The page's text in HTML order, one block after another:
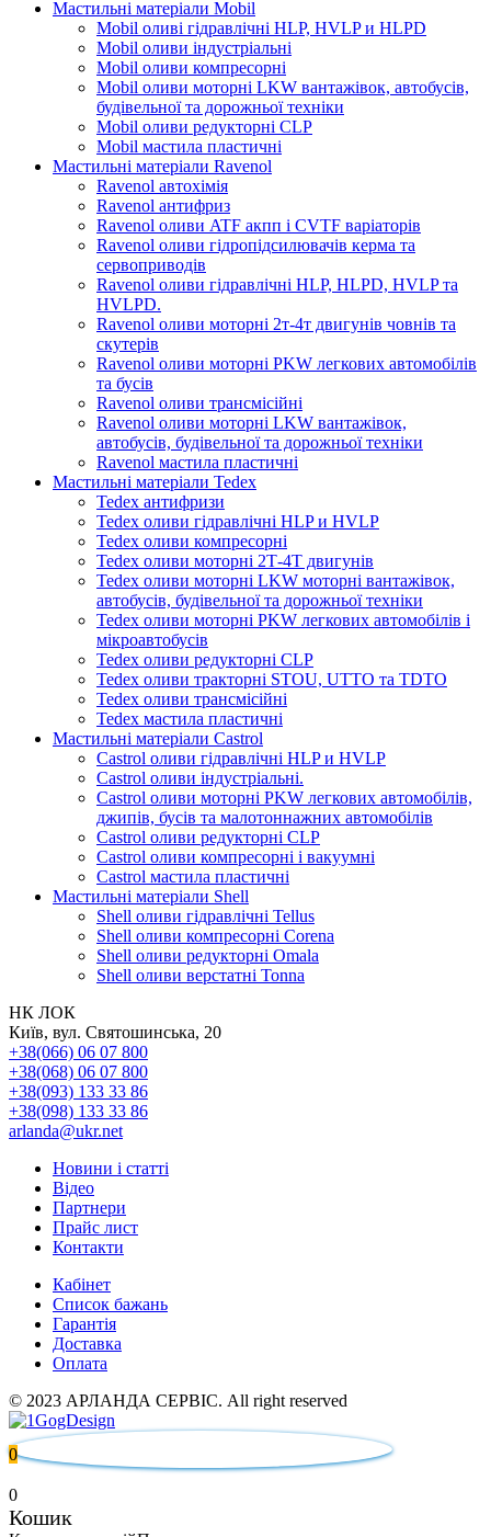
Мастильні матеріали Mobil
Mobil оливі гідравлічні HLP, HVLP и HLPD
Mobil оливи індустріальні
Mobil оливи компресорні
Mobil оливи моторні LKW вантажівок, автобусів,
будівельної та дорожньої техніки
Mobil оливи редукторні CLP
Mobil мастила пластичні
Мастильні матеріали Ravenol
Ravenol автохімія
Ravenol антифриз
Ravenol оливи ATF акпп і CVTF варіаторів
Ravenol оливи гідропідсилювачів керма та
сервоприводів
Ravenol оливи гідравлічні HLP, HLPD, HVLP та
HVLPD.
Ravenol оливи моторні 2т-4т двигунів човнів та
скутерів
Ravenol оливи моторні PKW легкових автомобілів
та бусів
Ravenol оливи трансмісійні
Ravenol оливи моторні LKW вантажівок,
автобусів, будівельної та дорожньої техніки
Ravenol мастила пластичні
Мастильні матеріали Tedex
Tedex антифризи
Tedex оливи гідравлічні HLP и HVLP
Tedex оливи компресорні
Tedex оливи моторні 2Т-4Т двигунів
Tedex оливи моторні LKW моторні вантажівок,
автобусів, будівельної та дорожньої техніки
Tedex оливи моторні PKW легкових автомобілів і
мікроавтобусів
Tedex оливи редукторні CLP
Tedex оливи тракторні STOU, UTTO та TDTO
Tedex оливи трансмісійні
Tedex мастила пластичні
Мастильні матеріали Castrol
Castrol оливи гідравлічні HLP и HVLP
Castrol оливи індустріальні.
Castrol оливи моторні PKW легкових автомобілів,
джипів, бусів та малотоннажних автомобілів
Castrol оливи редукторні CLP
Castrol оливи компресорні і вакуумні
Castrol мастила пластичні
Мастильні матеріали Shell
Shell оливи гідравлічні Tellus
Shell оливи компресорні Corena
Shell оливи редукторні Omala
Shell оливи верстатні Tonna
НК ЛОК
Київ, вул. Святошинська, 20
+38(066) 06 07 800
+38(068) 06 07 800
+38(093) 133 33 86
+38(098) 133 33 86
arlanda@ukr.net
Новини і статті
Відео
Партнери
Прайс лист
Контакти
Кабінет
Список бажань
Гарантія
Доставка
Оплата
© 2023 АРЛАНДА СЕРВІС. All right reserved
0
0
Кошик